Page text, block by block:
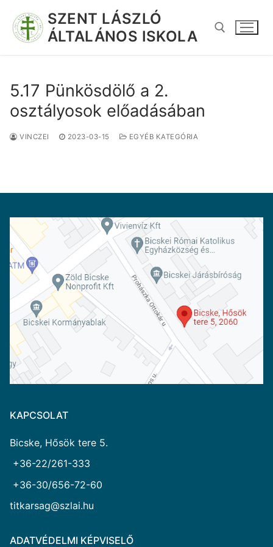
SZENT LÁSZLÓ
ÁLTALÁNOS ISKOLA
5.17 Pünkösdölő a 2.
osztályosok előadásában
VINCZEI 2023-03-15 EGYÉB KATEGÓRIA
KAPCSOLAT
Bicske, Hősök tere 5.
+36-22/261-333
+36-30/656-72-60
titkarsag@szlai.hu
ADATVÉDELMI KÉPVISELŐ